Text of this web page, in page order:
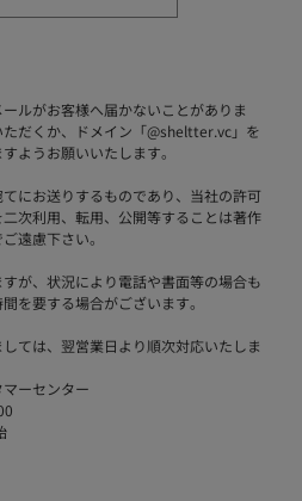
ルがお客様へ届かないことがありま
だくか、ドメイン「@sheltter.vc」を
ようお願いいたします。
にお送りするものであり、当社の許可
次利用、転用、公開等することは著作
遠慮下さい。
が、状況により電話や書面等の場合も
を要する場合がございます。
ては、翌営業日より順次対応いたしま
マーセンター